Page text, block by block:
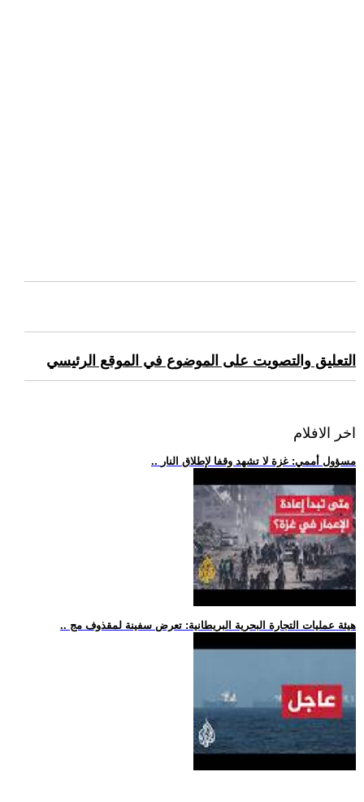
التعليق والتصويت على الموضوع في الموقع الرئيسي
اخر الافلام
.. مسؤول أممي: غزة لا تشهد وقفا لإطلاق النار
.. هيئة عمليات التجارة البحرية البريطانية: تعرض سفينة لمقذوف مج